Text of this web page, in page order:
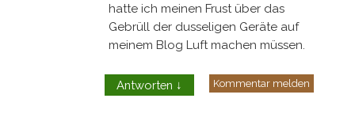
hatte ich meinen Frust über das
Gebrüll der dusseligen Geräte auf
meinem Blog Luft machen müssen.
Antworten ↓ Kommentar melden